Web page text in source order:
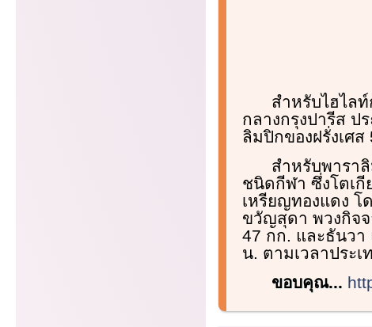
สำหรับไฮไล
กลางกรุงปารีส ป
ลิมปิกของฝรั่งเศ
สำหรับพารา
ชนิดกีฬา ซึ่งโตเกี
เหรียญทองแดง โ
ขวัญสุดา พวงกิจจ
47 กก. และธันวา
น. ตามเวลาประเ
ขอบคุณ...